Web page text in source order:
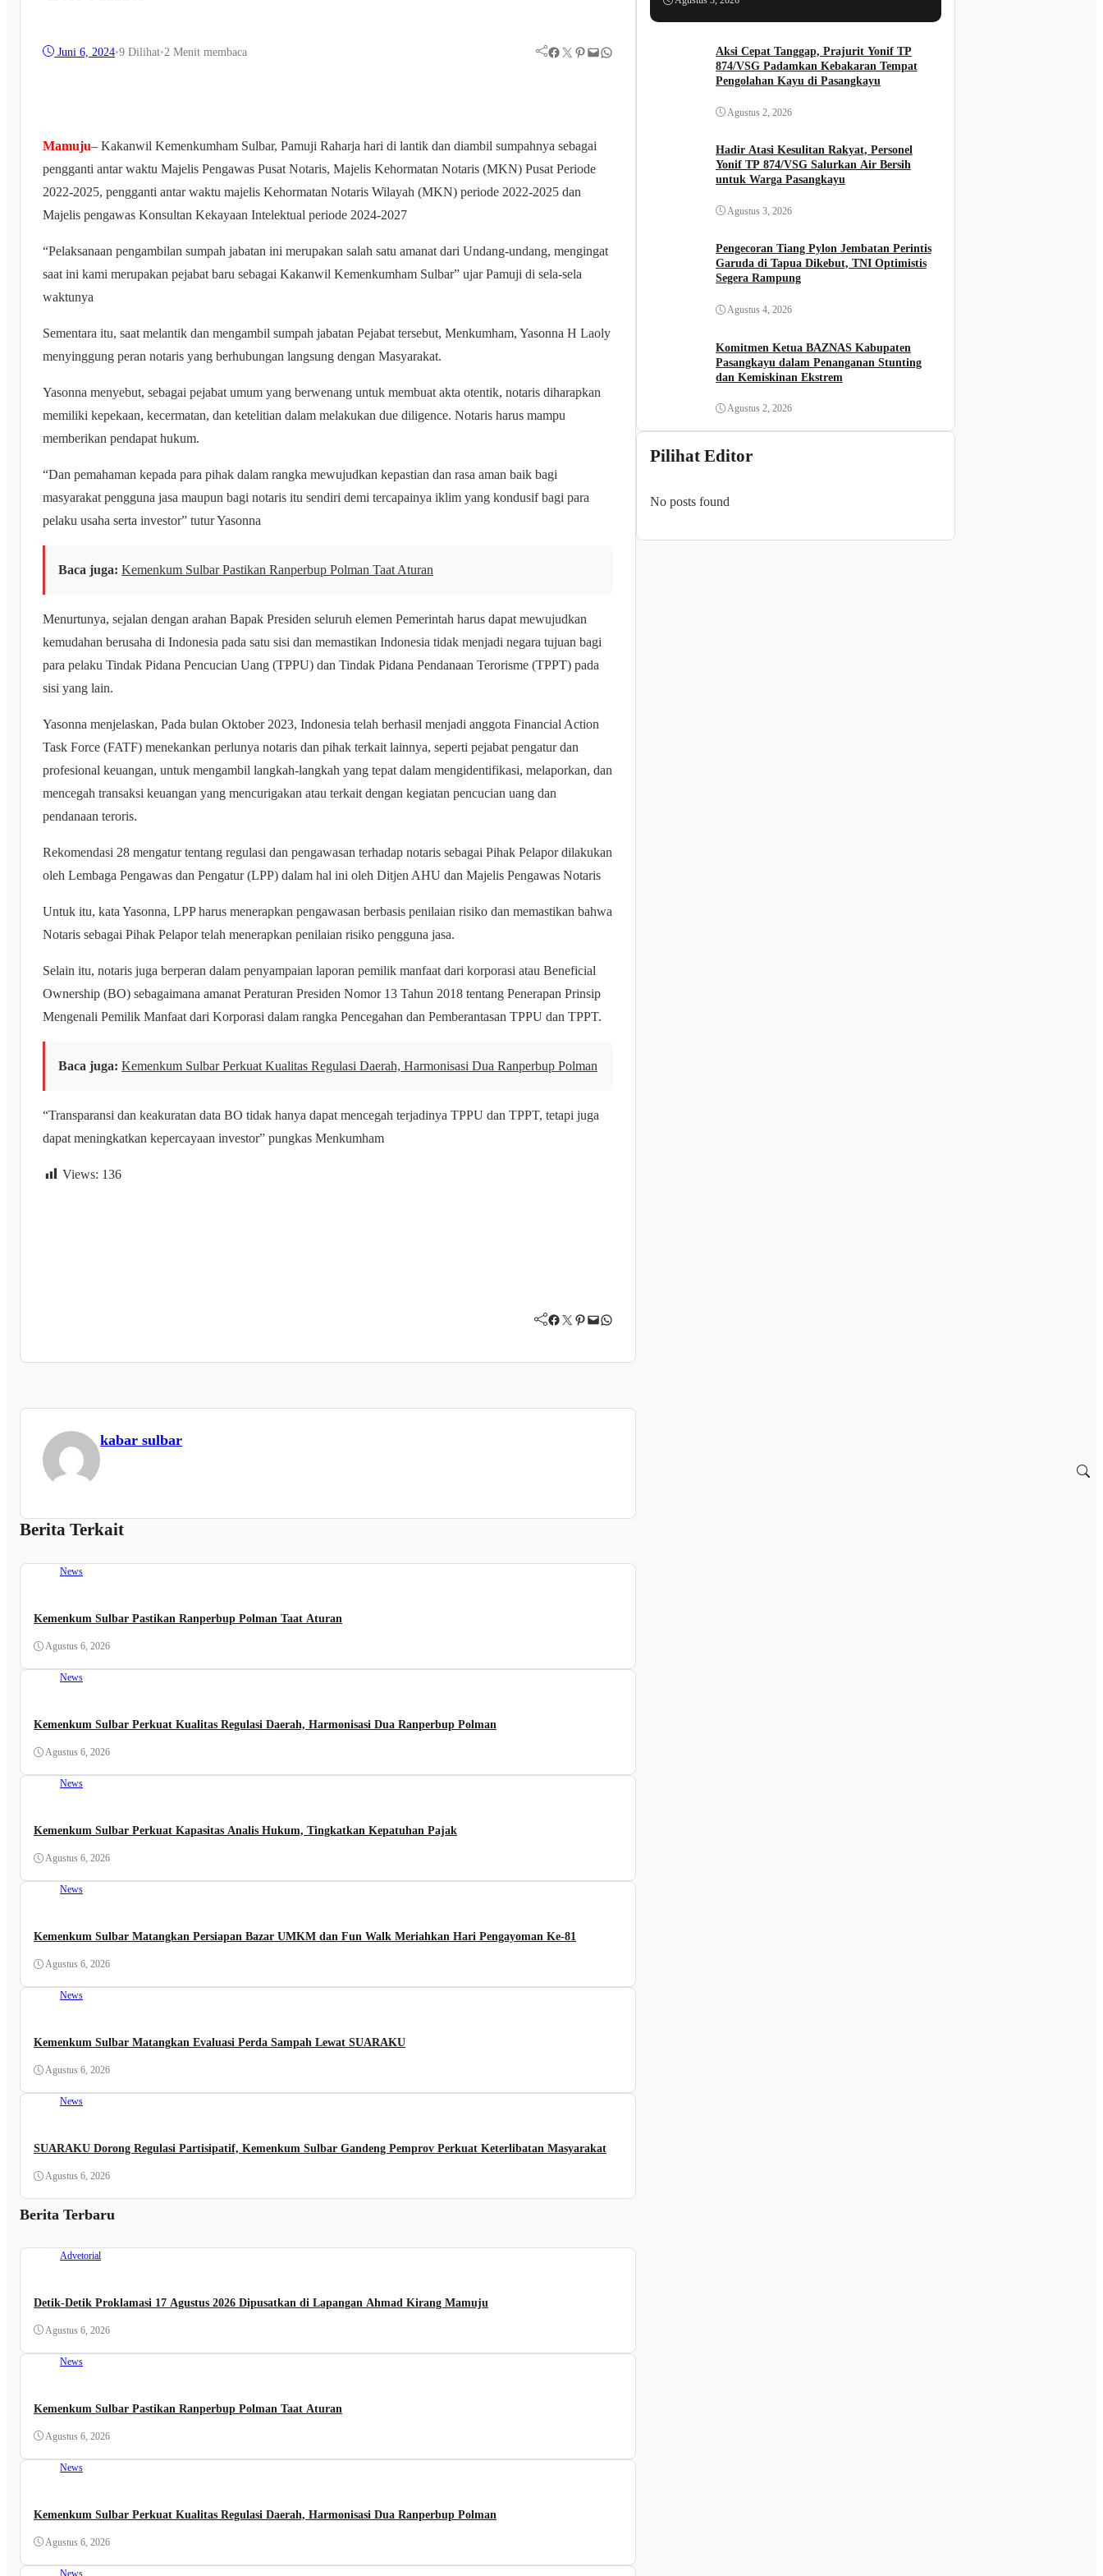
Juni 6, 2024•9Dilihat•2 Menit membaca Facebook Twitter Pinterest Mail WhatsApp
Mamuju– Kakanwil Kemenkumham Sulbar, Pamuji Raharja hari di lantik dan diambil sumpahnya sebagai
pengganti antar waktu Majelis Pengawas Pusat Notaris, Majelis Kehormatan Notaris (MKN) Pusat Periode
2022-2025, pengganti antar waktu majelis Kehormatan Notaris Wilayah (MKN) periode 2022-2025 dan
Majelis pengawas Konsultan Kekayaan Intelektual periode 2024-2027
“Pelaksanaan pengambilan sumpah jabatan ini merupakan salah satu amanat dari Undang-undang, mengingat
saat ini kami merupakan pejabat baru sebagai Kakanwil Kemenkumham Sulbar” ujar Pamuji di sela-sela
waktunya
Sementara itu, saat melantik dan mengambil sumpah jabatan Pejabat tersebut, Menkumham, Yasonna H Laoly
menyinggung peran notaris yang berhubungan langsung dengan Masyarakat.
Yasonna menyebut, sebagai pejabat umum yang berwenang untuk membuat akta otentik, notaris diharapkan
memiliki kepekaan, kecermatan, dan ketelitian dalam melakukan due diligence. Notaris harus mampu
memberikan pendapat hukum.
“Dan pemahaman kepada para pihak dalam rangka mewujudkan kepastian dan rasa aman baik bagi
masyarakat pengguna jasa maupun bagi notaris itu sendiri demi tercapainya iklim yang kondusif bagi para
pelaku usaha serta investor” tutur Yasonna
Baca juga: Kemenkum Sulbar Pastikan Ranperbup Polman Taat Aturan
Menurtunya, sejalan dengan arahan Bapak Presiden seluruh elemen Pemerintah harus dapat mewujudkan
kemudahan berusaha di Indonesia pada satu sisi dan memastikan Indonesia tidak menjadi negara tujuan bagi
para pelaku Tindak Pidana Pencucian Uang (TPPU) dan Tindak Pidana Pendanaan Terorisme (TPPT) pada
sisi yang lain.
Yasonna menjelaskan, Pada bulan Oktober 2023, Indonesia telah berhasil menjadi anggota Financial Action
Task Force (FATF) menekankan perlunya notaris dan pihak terkait lainnya, seperti pejabat pengatur dan
profesional keuangan, untuk mengambil langkah-langkah yang tepat dalam mengidentifikasi, melaporkan, dan
mencegah transaksi keuangan yang mencurigakan atau terkait dengan kegiatan pencucian uang dan
pendanaan teroris.
Rekomendasi 28 mengatur tentang regulasi dan pengawasan terhadap notaris sebagai Pihak Pelapor dilakukan
oleh Lembaga Pengawas dan Pengatur (LPP) dalam hal ini oleh Ditjen AHU dan Majelis Pengawas Notaris
Untuk itu, kata Yasonna, LPP harus menerapkan pengawasan berbasis penilaian risiko dan memastikan bahwa
Notaris sebagai Pihak Pelapor telah menerapkan penilaian risiko pengguna jasa.
Selain itu, notaris juga berperan dalam penyampaian laporan pemilik manfaat dari korporasi atau Beneficial
Ownership (BO) sebagaimana amanat Peraturan Presiden Nomor 13 Tahun 2018 tentang Penerapan Prinsip
Mengenali Pemilik Manfaat dari Korporasi dalam rangka Pencegahan dan Pemberantasan TPPU dan TPPT.
Baca juga: Kemenkum Sulbar Perkuat Kualitas Regulasi Daerah, Harmonisasi Dua Ranperbup Polman
“Transparansi dan keakuratan data BO tidak hanya dapat mencegah terjadinya TPPU dan TPPT, tetapi juga
dapat meningkatkan kepercayaan investor” pungkas Menkumham
Views: 136
Facebook Twitter Pinterest Mail WhatsApp
kabar sulbar
Berita Terkait
News
Kemenkum Sulbar Pastikan Ranperbup Polman Taat Aturan
Agustus 6, 2026
News
Kemenkum Sulbar Perkuat Kualitas Regulasi Daerah, Harmonisasi Dua Ranperbup Polman
Agustus 6, 2026
News
Kemenkum Sulbar Perkuat Kapasitas Analis Hukum, Tingkatkan Kepatuhan Pajak
Agustus 6, 2026
News
Kemenkum Sulbar Matangkan Persiapan Bazar UMKM dan Fun Walk Meriahkan Hari Pengayoman Ke-81
Agustus 6, 2026
News
Kemenkum Sulbar Matangkan Evaluasi Perda Sampah Lewat SUARAKU
Agustus 6, 2026
News
SUARAKU Dorong Regulasi Partisipatif, Kemenkum Sulbar Gandeng Pemprov Perkuat Keterlibatan Masyarakat
Agustus 6, 2026
Berita Terbaru
Advetorial
Detik-Detik Proklamasi 17 Agustus 2026 Dipusatkan di Lapangan Ahmad Kirang Mamuju
Agustus 6, 2026
News
Kemenkum Sulbar Pastikan Ranperbup Polman Taat Aturan
Agustus 6, 2026
News
Kemenkum Sulbar Perkuat Kualitas Regulasi Daerah, Harmonisasi Dua Ranperbup Polman
Agustus 6, 2026
News
Aksi Cepat Tanggap, Prajurit Yonif TP
874/VSG Padamkan Kebakaran Tempat
Pengolahan Kayu di Pasangkayu
Agustus 2, 2026
Hadir Atasi Kesulitan Rakyat, Personel
Yonif TP 874/VSG Salurkan Air Bersih
untuk Warga Pasangkayu
Agustus 3, 2026
Pengecoran Tiang Pylon Jembatan Perintis
Garuda di Tapua Dikebut, TNI Optimistis
Segera Rampung
Agustus 4, 2026
Komitmen Ketua BAZNAS Kabupaten
Pasangkayu dalam Penanganan Stunting
dan Kemiskinan Ekstrem
Agustus 2, 2026
Pilihat Editor
No posts found